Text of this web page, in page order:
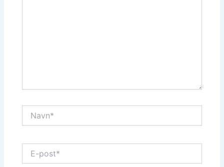
post*